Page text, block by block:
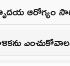
ఆరోగ్యం